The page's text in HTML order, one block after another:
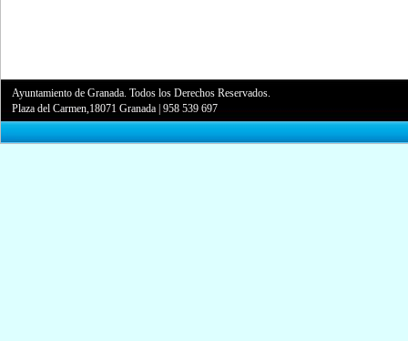
Ayuntamiento de Granada. Todos los Derechos Reservados.
Plaza del Carmen,18071 Granada |958 539 697